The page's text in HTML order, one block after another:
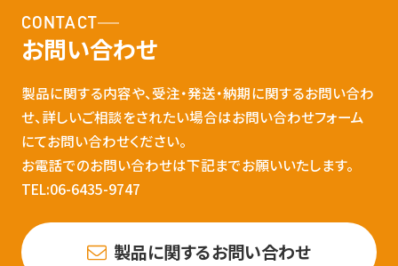
CONTACT
お問い合わせ
製品に関する内容や、受注・発送・納期に関するお問い合わ
せ、詳しいご相談をされたい場合はお問い合わせフォーム
にてお問い合わせください。
お電話でのお問い合わせは下記までお願いいたします。
TEL:06-6435-9747
製品に関するお問い合わせ